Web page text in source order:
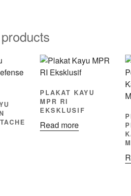
PLAKAT KAYU
MPR RI
EKSKLUSIF
Read more